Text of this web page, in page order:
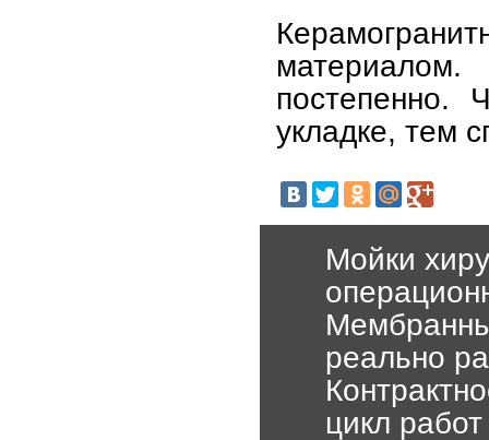
постепенно.
укладке, тем
Мойки
реально
цикл